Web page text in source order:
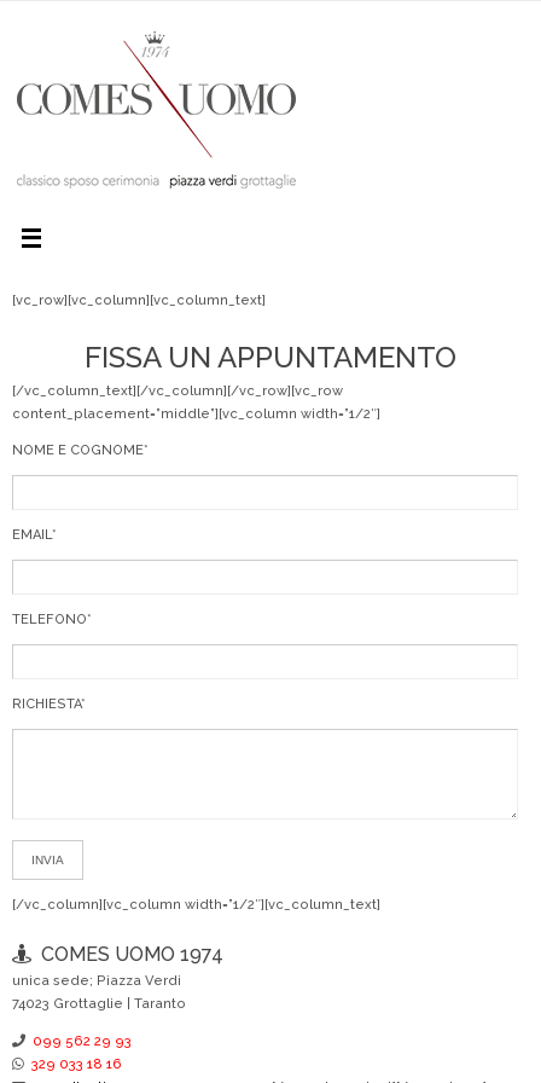
[vc_row][vc_column][vc_column_text]
FISSA UN APPUNTAMENTO
[/vc_column_text][/vc_column][/vc_row][vc_row
content_placement=”middle”][vc_column width=”1/2″]
NOME E COGNOME*
EMAIL*
TELEFONO*
RICHIESTA*
[/vc_column][vc_column width=”1/2″][vc_column_text]
COMES UOMO 1974
unica sede; Piazza Verdi
74023 Grottaglie | Taranto
099 562 29 93
329 033 18 16